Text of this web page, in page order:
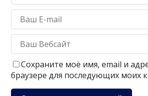
Сохраните моё имя, email и
браузере для последующих моих